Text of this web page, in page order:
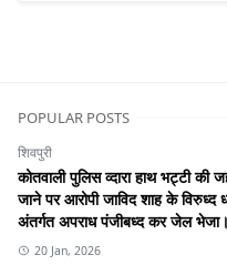
POPULAR POSTS
शिवपुरी
कोतवाली पुलिस व्दारा हाथ भट्टी की
जाने पर आरोपी जाविद शाह के
अंतर्गत अपराध पंजीबध्द कर जेल भेजा।
20 Jan, 2026